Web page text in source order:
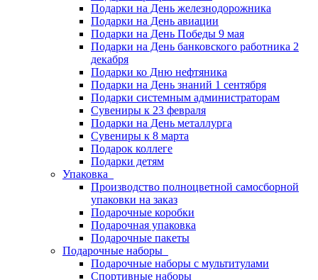
Подарки на День железнодорожника
Подарки на День авиации
Подарки на День Победы 9 мая
Подарки на День банковского работника 2
декабря
Подарки ко Дню нефтяника
Подарки на День знаний 1 сентября
Подарки системным администраторам
Сувениры к 23 февраля
Подарки на День металлурга
Сувениры к 8 марта
Подарок коллеге
Подарки детям
Упаковка
Производство полноцветной самосборной
упаковки на заказ
Подарочные коробки
Подарочная упаковка
Подарочные пакеты
Подарочные наборы
Подарочные наборы с мультитулами
Спортивные наборы